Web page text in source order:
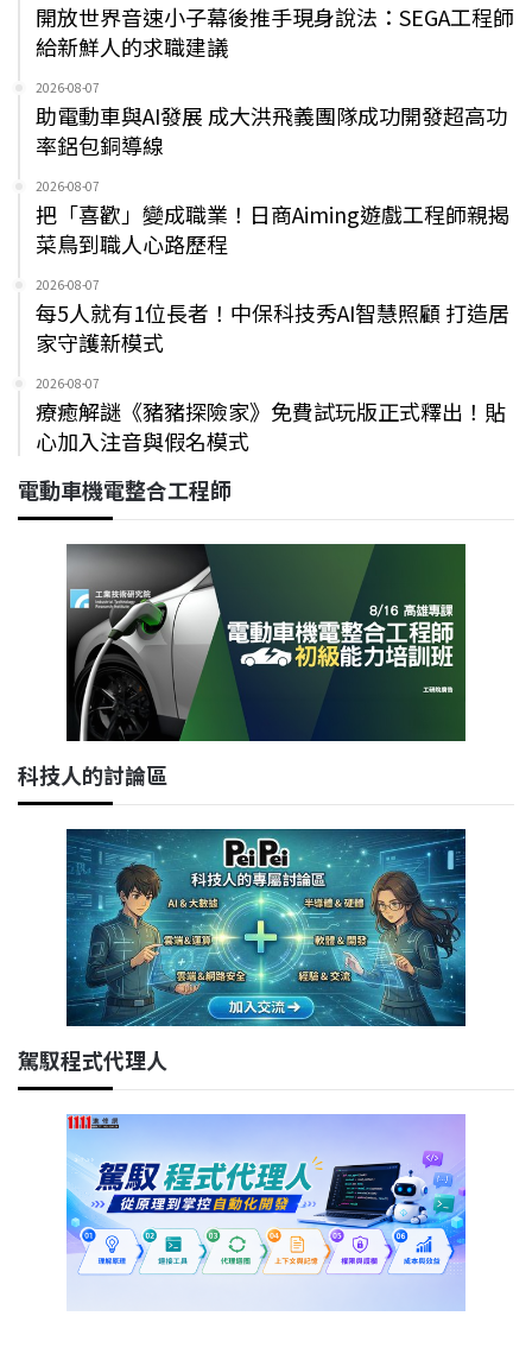
開放世界音速小子幕後推手現身說法：SEGA工程師
給新鮮人的求職建議
2026-08-07
助電動車與AI發展 成大洪飛義團隊成功開發超高功
率鋁包銅導線
2026-08-07
把「喜歡」變成職業！日商Aiming遊戲工程師親揭
菜鳥到職人心路歷程
2026-08-07
每5人就有1位長者！中保科技秀AI智慧照顧 打造居
家守護新模式
2026-08-07
療癒解謎《豬豬探險家》免費試玩版正式釋出！貼
心加入注音與假名模式
電動車機電整合工程師
科技人的討論區
駕馭程式代理人